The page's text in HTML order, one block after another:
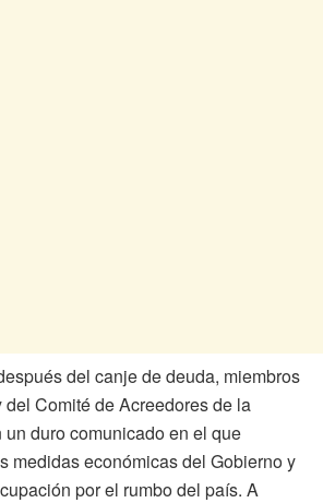
del canje de deuda, miembros
Comité de Acreedores de la
duro comunicado en el que
medidas económicas del Gobierno y
por el rumbo del país. A